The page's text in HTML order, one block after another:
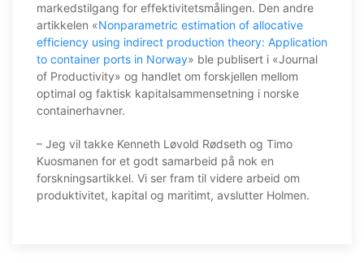
markedstilgang for effektivitetsmålingen. Den andre
artikkelen «Nonparametric estimation of allocative
efficiency using indirect production theory: Application
to container ports in Norway» ble publisert i «Journal
of Productivity» og handlet om forskjellen mellom
optimal og faktisk kapitalsammensetning i norske
containerhavner.
– Jeg vil takke Kenneth Løvold Rødseth og Timo
Kuosmanen for et godt samarbeid på nok en
forskningsartikkel. Vi ser fram til videre arbeid om
produktivitet, kapital og maritimt, avslutter Holmen.